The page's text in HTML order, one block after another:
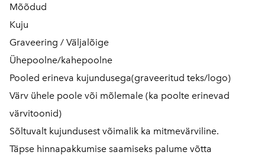
Mõõdud
Kuju
Graveering / Väljalõige
Ühepoolne/kahepoolne
Pooled erineva kujundusega(graveeritud teks/logo)
Värv ühele poole või mõlemale (ka poolte erinevad
värvitoonid)
Sõltuvalt kujundusest võimalik ka mitmevärviline.
Täpse hinnapakkumise saamiseks palume võtta